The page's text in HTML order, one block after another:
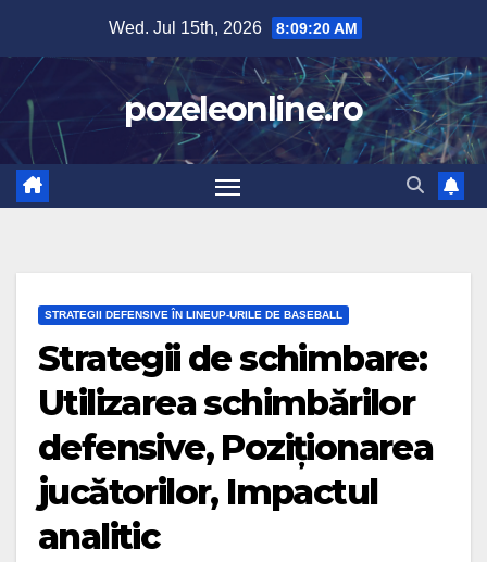
content
Wed. Jul 15th, 2026 8:09:21 AM
pozeleonline.ro
STRATEGII DEFENSIVE ÎN LINEUP-URILE DE BASEBALL
Strategii de schimbare:
Utilizarea schimbărilor
defensive, Poziționarea
jucătorilor, Impactul
analitic